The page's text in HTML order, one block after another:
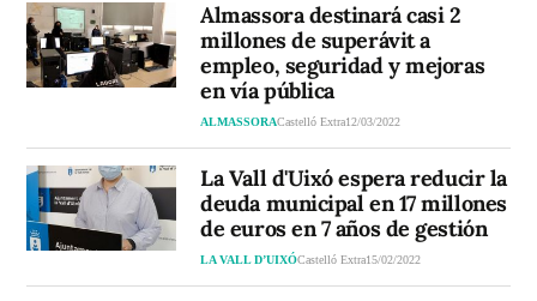
Almassora destinará casi 2
millones de superávit a
empleo, seguridad y mejoras
en vía pública
ALMASSORACastelló Extra12/03/2022
La Vall d'Uixó espera reducir la
deuda municipal en 17 millones
de euros en 7 años de gestión
LA VALL D’UIXÓCastelló Extra15/02/2022